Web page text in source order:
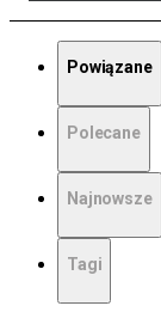
Powiązane
Polecane
Najnowsze
Tagi